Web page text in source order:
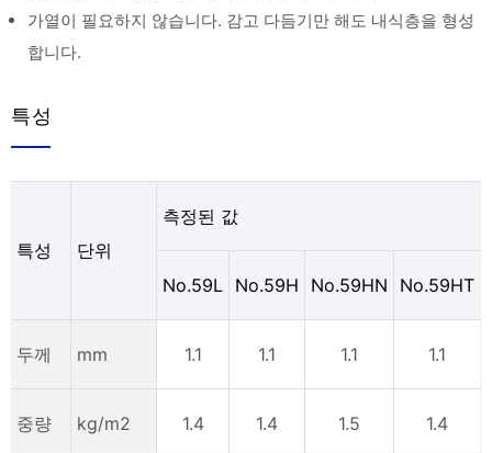
가열이 필요하지 않습니다. 감고 다듬기만 해도 내식층을 형성
합니다.
특성
특성 단위
측정된 값
No.59L No.59H No.59HN No.59HT
두께 mm 1.1 1.1 1.1 1.1
중량 kg/m2 1.4 1.4 1.5 1.4